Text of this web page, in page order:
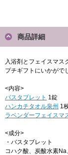
商品詳細
入浴剤とフェイスマス
プチギフトにいかがで
<内容>
バスタブレット 1錠
ハンカチタオル泉州 1
ラベンダーフェイスマ
<成分>
・バスタブレット
コハク酸、炭酸水素